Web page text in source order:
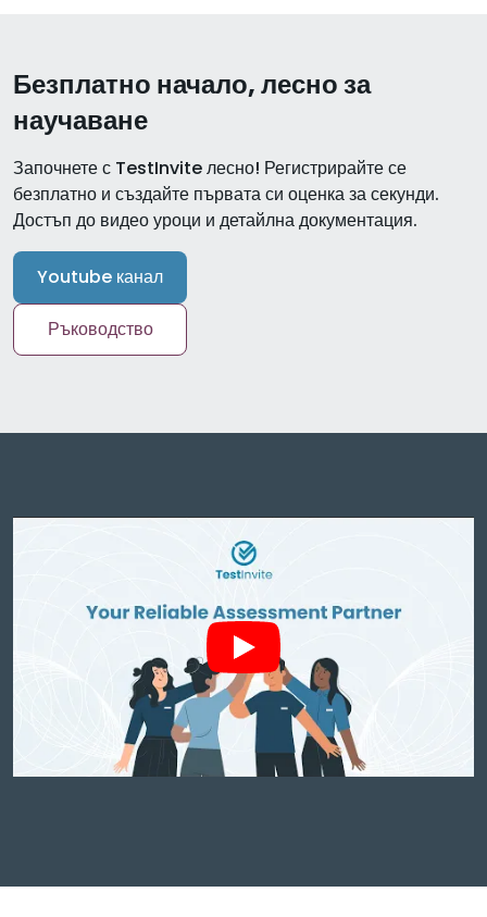
Безплатно начало, лесно за
научаване
Започнете с TestInvite лесно! Регистрирайте се
безплатно и създайте първата си оценка за секунди.
Достъп до видео уроци и детайлна документация.
Youtube канал
Ръководство